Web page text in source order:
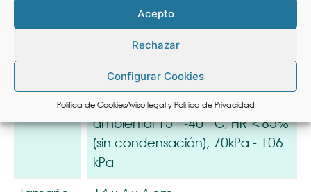
Acepto
Rechazar
Configurar Cookies
Política de CookiesAviso legal y Política de Privacidad
Dispositivo médico para medir la temperatura
corporal de los pacientes con infrarrojo.
Unidades
° C y ° F. Tiempo de medición:
1s. Tiempo de apagado
automático: 15s. Operación
ambiental 15 ° -40 ° C, HR <85%
(sin condensación), 70kPa - 106
kPa